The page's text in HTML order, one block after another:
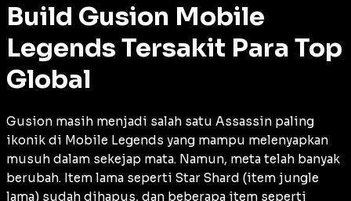
Build Gusion Mobile
Legends Tersakit Para Top
Global
Gusion masih menjadi salah satu Assassin paling
ikonik di Mobile Legends yang mampu melenyapkan
musuh dalam sekejap mata. Namun, meta telah banyak
berubah. Item lama seperti Star Shard (item jungle
lama) sudah dihapus, dan beberapa item seperti